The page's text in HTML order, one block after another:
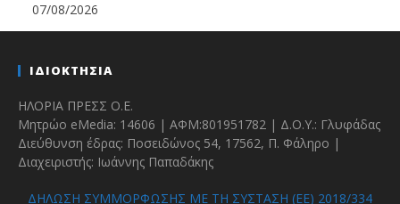
07/08/2026
ΙΔΙΟΚΤΗΣΙΑ
ΗΛΟΡΙΑ ΠΡΕΣΣ Ο.Ε.
Μητρώο eMedia: 14606 | ΑΦΜ:801951782 | Δ.Ο.Υ.: Γλυφάδας
Διεύθυνση έδρας: Ποσειδώνος 54, 17562, Π. Φάληρο |
Διαχειριστής: Ιωάννης Παπαδάκης
ΔΗΛΩΣΗ ΣΥΜΜΟΡΦΩΣΗΣ ΜΕ ΤΗ ΣΥΣΤΑΣΗ (ΕΕ) 2018/334